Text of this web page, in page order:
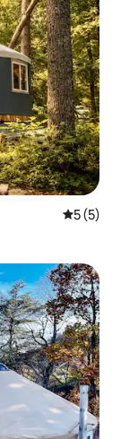
5 (5)